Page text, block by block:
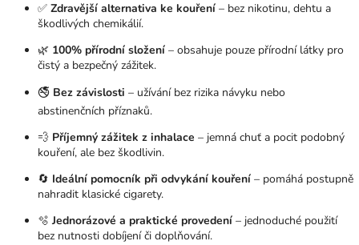
✅ Zdravější alternativa ke kouření – bez nikotinu, dehtu a
škodlivých chemikálií.
🌿 100% přírodní složení – obsahuje pouze přírodní látky pro
čistý a bezpečný zážitek.
🚭 Bez závislosti – užívání bez rizika návyku nebo
abstinenčních příznaků.
💨 Příjemný zážitek z inhalace – jemná chuť a pocit podobný
kouření, ale bez škodlivin.
🔄 Ideální pomocník při odvykání kouření – pomáhá postupně
nahradit klasické cigarety.
🫧 Jednorázové a praktické provedení – jednoduché použití
bez nutnosti dobíjení či doplňování.